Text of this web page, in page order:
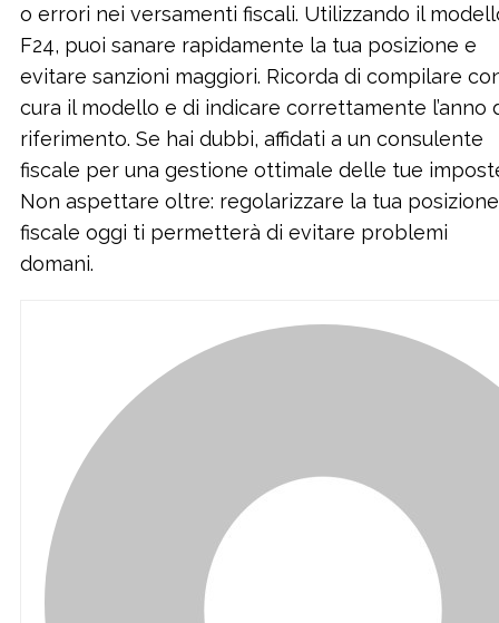
o errori nei versamenti fiscali. Utilizzando il
F24, puoi sanare rapidamente la tua posizione e
evitare sanzioni maggiori. Ricorda di compilare
cura il modello e di indicare correttamente l’anno
riferimento. Se hai dubbi, affidati a un consulente
fiscale per una gestione ottimale delle tue
Non aspettare oltre: regolarizzare la tua posizione
fiscale oggi ti permetterà di evitare problemi
domani.